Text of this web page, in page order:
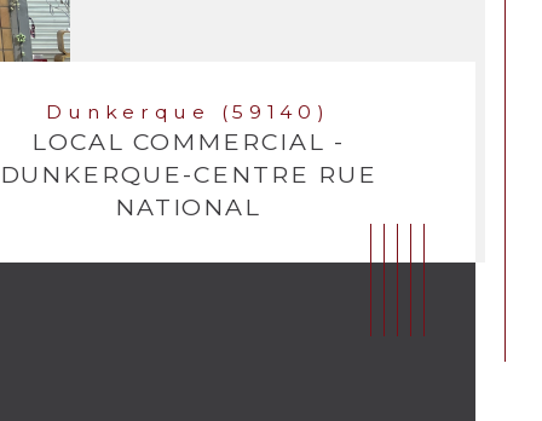
Dunkerque (59140)
LOCAL COMMERCIAL -
DUNKERQUE-CENTRE RUE
NATIONAL